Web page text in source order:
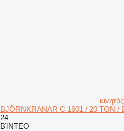
BJÖRNKRANAR C 1601 / 20 TON /
24
ΒΊΝΤΕΟ